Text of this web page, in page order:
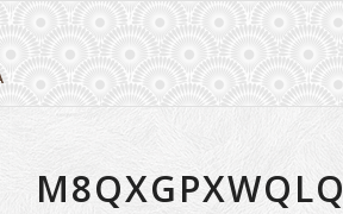
M8QXGPXWQLQ